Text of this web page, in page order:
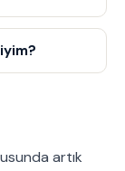
artık